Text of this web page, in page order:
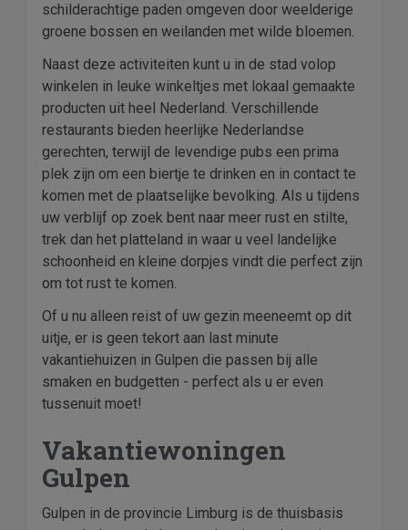
schilderachtige paden omgeven door weelderige
groene bossen en weilanden met wilde bloemen.
Naast deze activiteiten kunt u in de stad volop
winkelen in leuke winkeltjes met lokaal gemaakte
producten uit heel Nederland. Verschillende
restaurants bieden heerlijke Nederlandse
gerechten, terwijl de levendige pubs een prima
plek zijn om een biertje te drinken en in contact te
komen met de plaatselijke bevolking. Als u tijdens
uw verblijf op zoek bent naar meer rust en stilte,
trek dan het platteland in waar u veel landelijke
schoonheid en kleine dorpjes vindt die perfect zijn
om tot rust te komen.
Of u nu alleen reist of uw gezin meeneemt op dit
uitje, er is geen tekort aan last minute
vakantiehuizen in Gulpen die passen bij alle
smaken en budgetten - perfect als u er even
tussenuit moet!
Vakantiewoningen
Gulpen
Gulpen in de provincie Limburg is de thuisbasis